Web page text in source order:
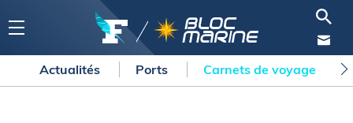
Actualités Ports Carnets de voyage